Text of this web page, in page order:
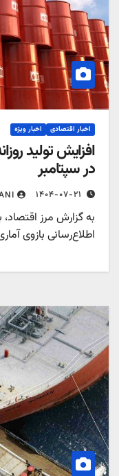
اخبار اقتصادی اخبار ویژه
در سپتامبر
۱۴۰۴-۰۷-۲۱
به گزارش مرز اقتصاد،
اطلاع‌رسانی بازوی